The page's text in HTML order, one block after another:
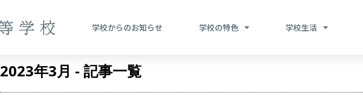
学校からのお知らせ 学校の特色 学校生活
2023年3月 - 記事一覧